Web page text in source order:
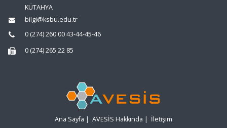
KÜTAHYA
bilgi@ksbu.edu.tr
0 (274) 260 00 43-44-45-46
0 (274) 265 22 85
Ana Sayfa | AVESİS Hakkında | İletişim